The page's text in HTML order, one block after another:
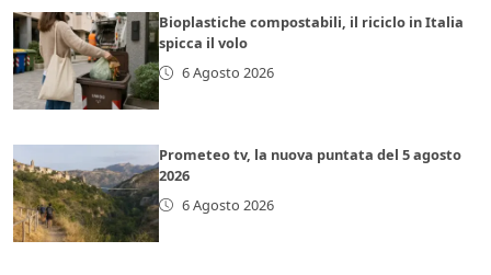
Bioplastiche compostabili, il riciclo in Italia
spicca il volo
6 Agosto 2026
Prometeo tv, la nuova puntata del 5 agosto
2026
6 Agosto 2026